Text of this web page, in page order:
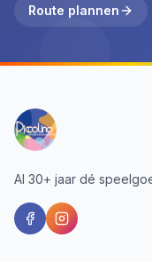
Route plannen
Al 30+ jaar dé